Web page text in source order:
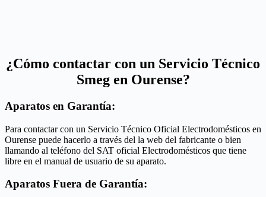
¿Cómo contactar con un Servicio Técnico
Smeg en Ourense?
Aparatos en Garantía:
Para contactar con un Servicio Técnico Oficial Electrodomésticos en
Ourense puede hacerlo a través del la web del fabricante o bien
llamando al teléfono del SAT oficial Electrodomésticos que tiene
libre en el manual de usuario de su aparato.
Aparatos Fuera de Garantía: